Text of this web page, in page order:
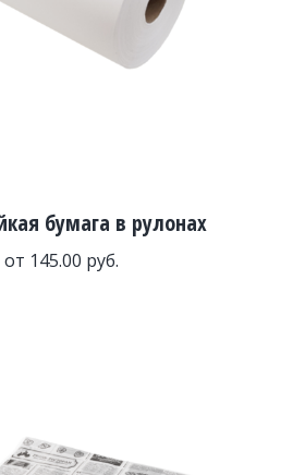
бумага в рулонах
от 145.00 руб.